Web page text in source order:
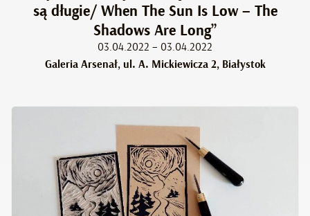
są długie/ When The Sun Is Low – The
Shadows Are Long”
03.04.2022 – 03.04.2022
Galeria Arsenał, ul. A. Mickiewicza 2, Białystok